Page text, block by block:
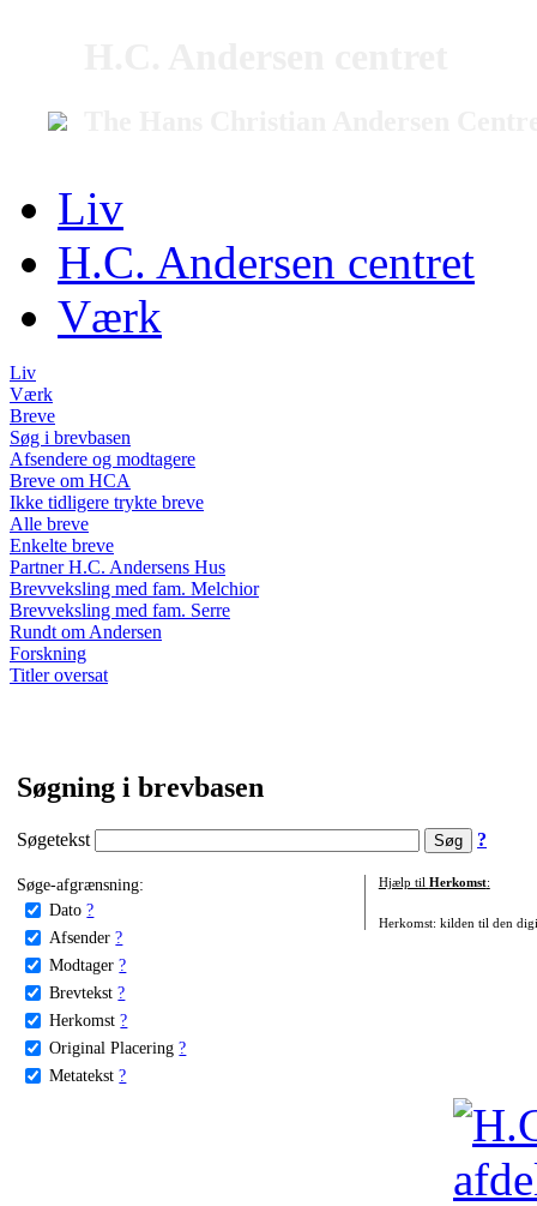
Liv
H.C. Andersen centret
Værk
Liv
Værk
Breve
Søg i brevbasen
Afsendere og modtagere
Breve om HCA
Ikke tidligere trykte breve
Alle breve
Enkelte breve
Partner H.C. Andersens Hus
Brevveksling med fam. Melchior
Brevveksling med fam. Serre
Rundt om Andersen
Forskning
Titler oversat
Søgning i brevbasen
Søgetekst ?
Søge-afgrænsning:
Dato ?
Afsender ?
Modtager ?
Brevtekst ?
Herkomst ?
Original Placering ?
Metatekst ?
Hjælp til Herkomst:
Herkomst: kilden til den